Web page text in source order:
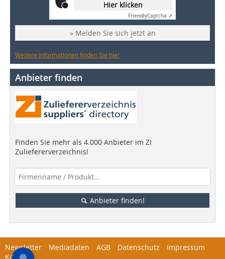
Hier klicken
FriendlyCaptcha ⇗
» Melden Sie sich jetzt an
Weitere Informationen finden Sie hier
Anbieter finden
Finden Sie mehr als 4.000 Anbieter im ZI
Zuliefererverzeichnis!
Anbieter finden!
Newsletter Mediadaten AGB Datenschutz
Impressum
Kontakt